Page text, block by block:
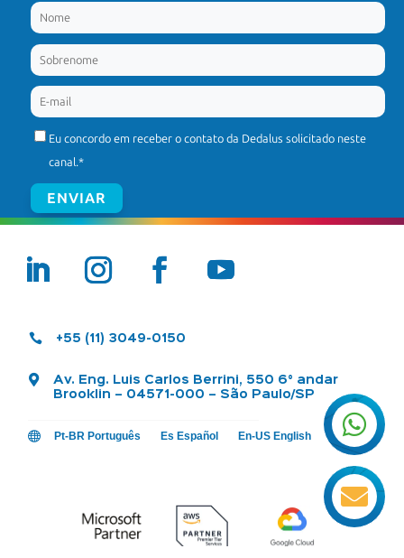
Eu concordo em receber o contato da Dedalus solicitado neste
canal.*


 +55 (11) 3049-0150

Av. Eng. Luis Carlos Berrini, 550 6° andar
Brooklin – 04571-000 – São Paulo/SP
 Pt-BR Português Es Español En-US English